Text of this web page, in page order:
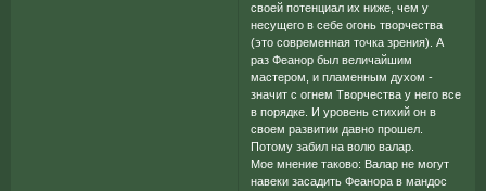
своей потенциал их ниже, чем у
несущего в себе огонь творчества
(это современная точка зрения). А
раз Феанор был величайшим
мастером, и пламенным духом -
значит с огнем Творчества у него все
в порядке. И уровень стихий он в
своем развитии давно прошел.
Потому забил на волю валар.
Мое мнение таково: Валар не могут
навеки засадить Феанора в мандос